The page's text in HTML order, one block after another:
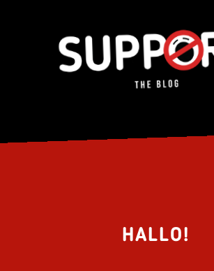
HALLO!